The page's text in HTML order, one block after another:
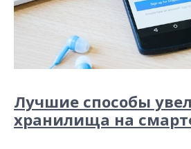
Лучшие способы
хранилища на